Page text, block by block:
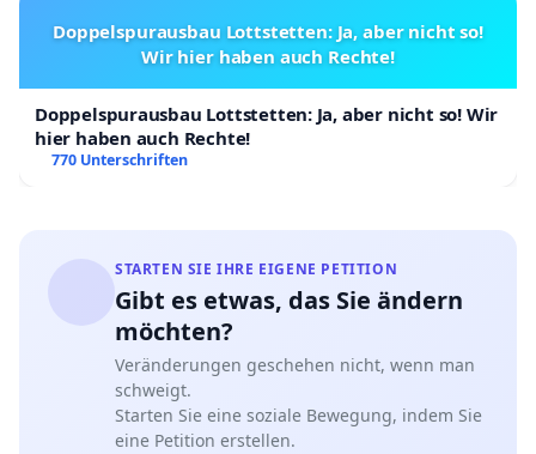
Doppelspurausbau Lottstetten: Ja, aber nicht so!
Wir hier haben auch Rechte!
Doppelspurausbau Lottstetten: Ja, aber nicht so! Wir
hier haben auch Rechte!
770 Unterschriften
STARTEN SIE IHRE EIGENE PETITION
Gibt es etwas, das Sie ändern
möchten?
Veränderungen geschehen nicht, wenn man
schweigt.
Starten Sie eine soziale Bewegung, indem Sie
eine Petition erstellen.